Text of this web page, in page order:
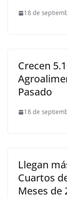
18 de
Crecen
Pasado
18 de
Llegan
Cuartos
Meses de